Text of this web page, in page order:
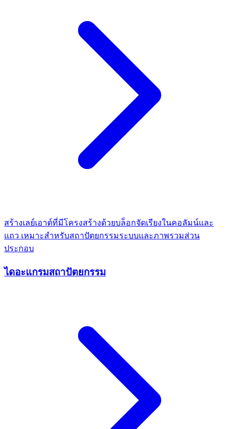
สร้างเลย์เอาต์ที่มีโครงสร้างด้วยบล็อกจัดเรียงในคอลัมน์และ
แถว เหมาะสำหรับสถาปัตยกรรมระบบและภาพรวมส่วน
ประกอบ
ไดอะแกรมสถาปัตยกรรม